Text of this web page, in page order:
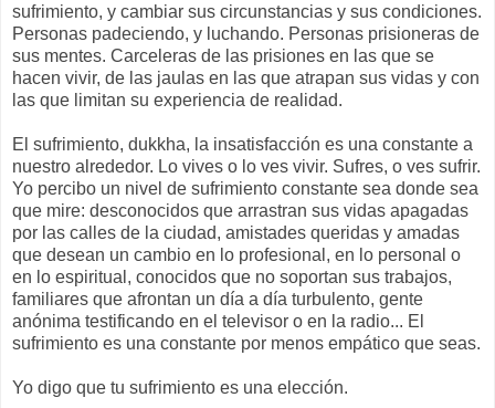
sufrimiento, y cambiar sus circunstancias y sus condiciones.
Personas padeciendo, y luchando. Personas prisioneras de
sus mentes. Carceleras de las prisiones en las que se
hacen vivir, de las jaulas en las que atrapan sus vidas y con
las que limitan su experiencia de realidad.
El sufrimiento, dukkha, la insatisfacción es una constante a
nuestro alrededor. Lo vives o lo ves vivir. Sufres, o ves sufrir.
Yo percibo un nivel de sufrimiento constante sea donde sea
que mire: desconocidos que arrastran sus vidas apagadas
por las calles de la ciudad, amistades queridas y amadas
que desean un cambio en lo profesional, en lo personal o
en lo espiritual, conocidos que no soportan sus trabajos,
familiares que afrontan un día a día turbulento, gente
anónima testificando en el televisor o en la radio... El
sufrimiento es una constante por menos empático que seas.
Yo digo que tu sufrimiento es una elección.